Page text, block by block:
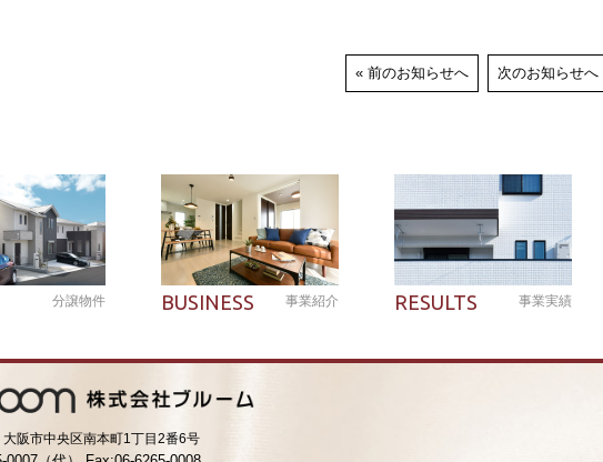
前のお知らせへ 次のお知らせへ
分譲物件 BUSINESS 事業紹介 RESULTS 事業実績
阪市中央区南本町1丁目2番6号